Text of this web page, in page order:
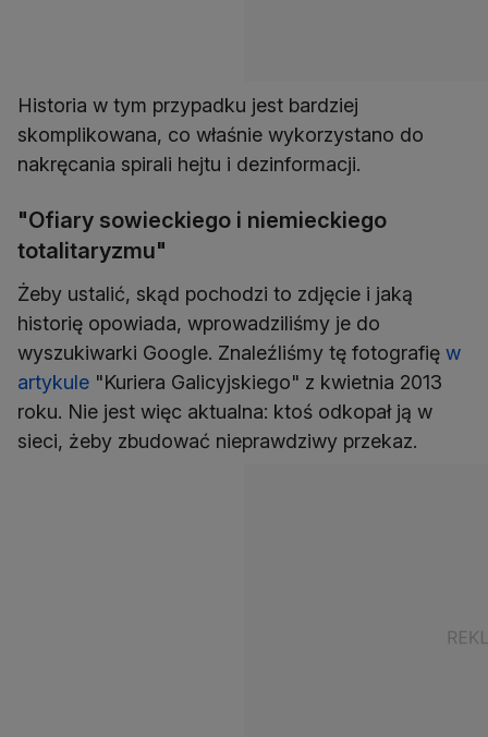
Historia w tym przypadku jest bardziej
skomplikowana, co właśnie wykorzystano do
nakręcania spirali hejtu i dezinformacji.
"Ofiary sowieckiego i niemieckiego
totalitaryzmu"
Żeby ustalić, skąd pochodzi to zdjęcie i jaką
historię opowiada, wprowadziliśmy je do
wyszukiwarki Google. Znaleźliśmy tę fotografię w
artykule "Kuriera Galicyjskiego" z kwietnia 2013
roku. Nie jest więc aktualna: ktoś odkopał ją w
sieci, żeby zbudować nieprawdziwy przekaz.